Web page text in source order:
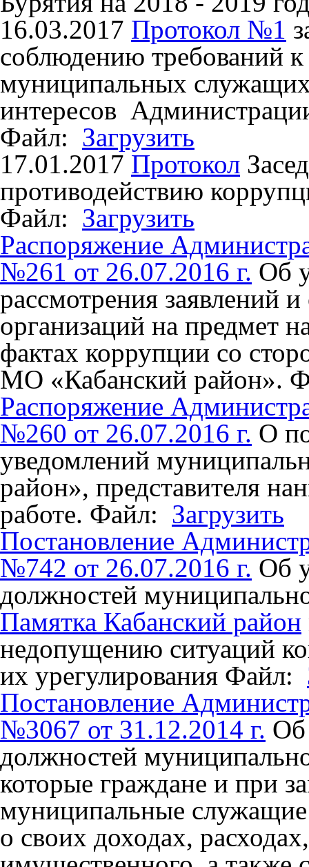
16.03.2017 Протокол №1
соблюдению требований
муниципальных
интересов
Файл: Загрузить
17.01.2017 Протокол
противодействию
Файл: Загрузить
Распоряжение
№261 от 26.07.2016 г. Об
рассмотрения заявлений
организаций на предмет
фактах коррупции со
МО «Кабанский район».
Распоряжение
№260 от 26.07.2016 г. О
уведомлений
район», представителя
работе. Файл: Загрузить
Постановление
№742 от 26.07.2016 г. Об
должностей
Памятка Кабанский район
недопущению ситуаций
их урегулирования Файл:
Постановление
№3067 от 31.12.2014 г. Об
должностей
которые граждане и при
муниципальные служащие
о своих доходах,